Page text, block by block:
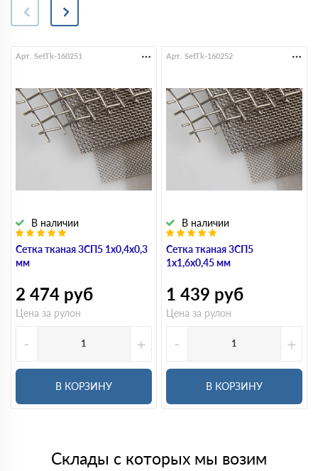
Сетка тканая 3СП5 1х0,4х0,3
мм
В наличии
Арт. SetTk-160251
2 474 руб
Цена за рулон
- +
В КОРЗИНУ
Сетка тканая 3СП5
1х1,6х0,45 мм
В наличии
Арт. SetTk-160252
1 439 руб
Цена за рулон
- +
В КОРЗИНУ
Склады с которых мы возим